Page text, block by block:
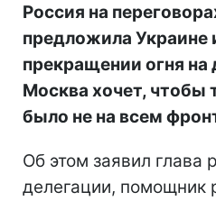
Россия на
предложила Украине
прекращении огня на
Москва хочет, чтобы
было не на всем
Об этом заявил глава
делегации, помощник